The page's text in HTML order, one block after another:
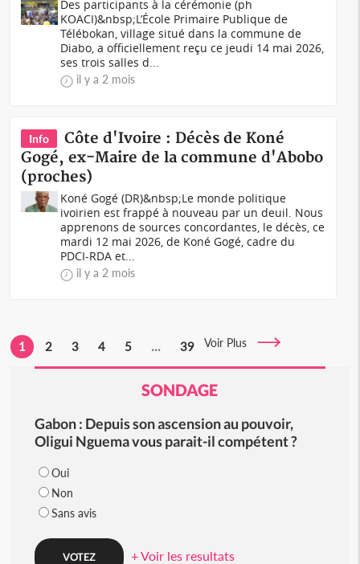
Des participants à la cérémonie (ph
KOACI)&nbsp;L’École Primaire Publique de
Télébokan, village situé dans la commune de
Diabo, a officiellement reçu ce jeudi 14 mai 2026,
ses trois salles d...
il y a 2 mois
Info
Côte d'Ivoire : Décès de Koné
Gogé, ex-Maire de la commune d'Abobo
(proches)
Koné Gogé (DR)&nbsp;Le monde politique
ivoirien est frappé à nouveau par un deuil. Nous
apprenons de sources concordantes, le décès, ce
mardi 12 mai 2026, de Koné Gogé, cadre du
PDCI-RDA et...
il y a 2 mois
1 2 3 4 5 ... 39 Voir Plus
SONDAGE
Gabon : Depuis son ascension au pouvoir,
Oligui Nguema vous parait-il compétent ?
Oui
Non
Sans avis
+ Voir les resultats